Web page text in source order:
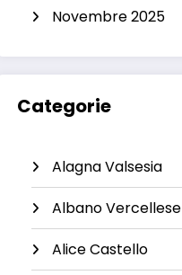
Novembre 2025
Categorie
Alagna Valsesia
Albano Vercellese
Alice Castello